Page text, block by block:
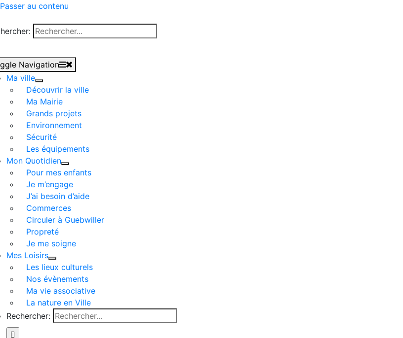
Passer au contenu
Navigation
Ma ville
Découvrir la ville
Ma Mairie
Grands projets
Environnement
Sécurité
Les équipements
Mon Quotidien
Pour mes enfants
Je m’engage
J’ai besoin d’aide
Commerces
Circuler à Guebwiller
Propreté
Je me soigne
Mes Loisirs
Les lieux culturels
Nos évènements
Ma vie associative
La nature en Ville
Rechercher: